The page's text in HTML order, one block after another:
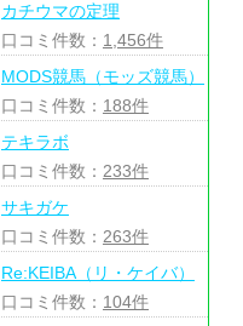
カチウマの定理
口コミ件数： 1,456件
MODS競馬（モッズ競馬）
口コミ件数： 188件
テキラボ
口コミ件数： 233件
サキガケ
口コミ件数： 263件
Re:KEIBA（リ・ケイバ）
口コミ件数： 104件